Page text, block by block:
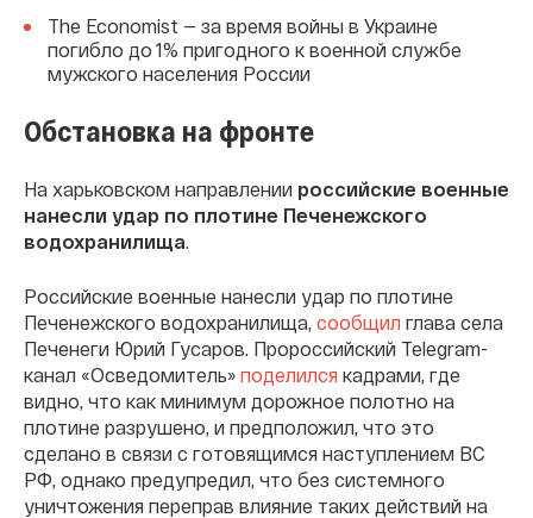
The Economist — за время войны в Украине
погибло до 1% пригодного к военной службе
мужского населения России
Обстановка на фронте
На харьковском направлении российские военные
нанесли удар по плотине Печенежского
водохранилища.
Российские военные нанесли удар по плотине
Печенежского водохранилища, сообщил глава села
Печенеги Юрий Гусаров. Пророссийский Telegram-
канал «Осведомитель» поделился кадрами, где
видно, что как минимум дорожное полотно на
плотине разрушено, и предположил, что это
сделано в связи с готовящимся наступлением ВС
РФ, однако предупредил, что без системного
уничтожения переправ влияние таких действий на